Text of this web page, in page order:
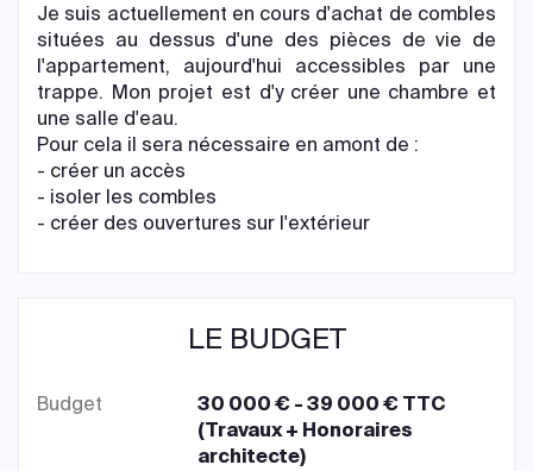
Je suis actuellement en cours d'achat de combles
situées au dessus d'une des pièces de vie de
l'appartement, aujourd'hui accessibles par une
trappe. Mon projet est d'y créer une chambre et
une salle d'eau.
Pour cela il sera nécessaire en amont de :
- créer un accès
- isoler les combles
- créer des ouvertures sur l'extérieur
LE BUDGET
Budget
30 000 € - 39 000 € TTC
(Travaux + Honoraires
architecte)